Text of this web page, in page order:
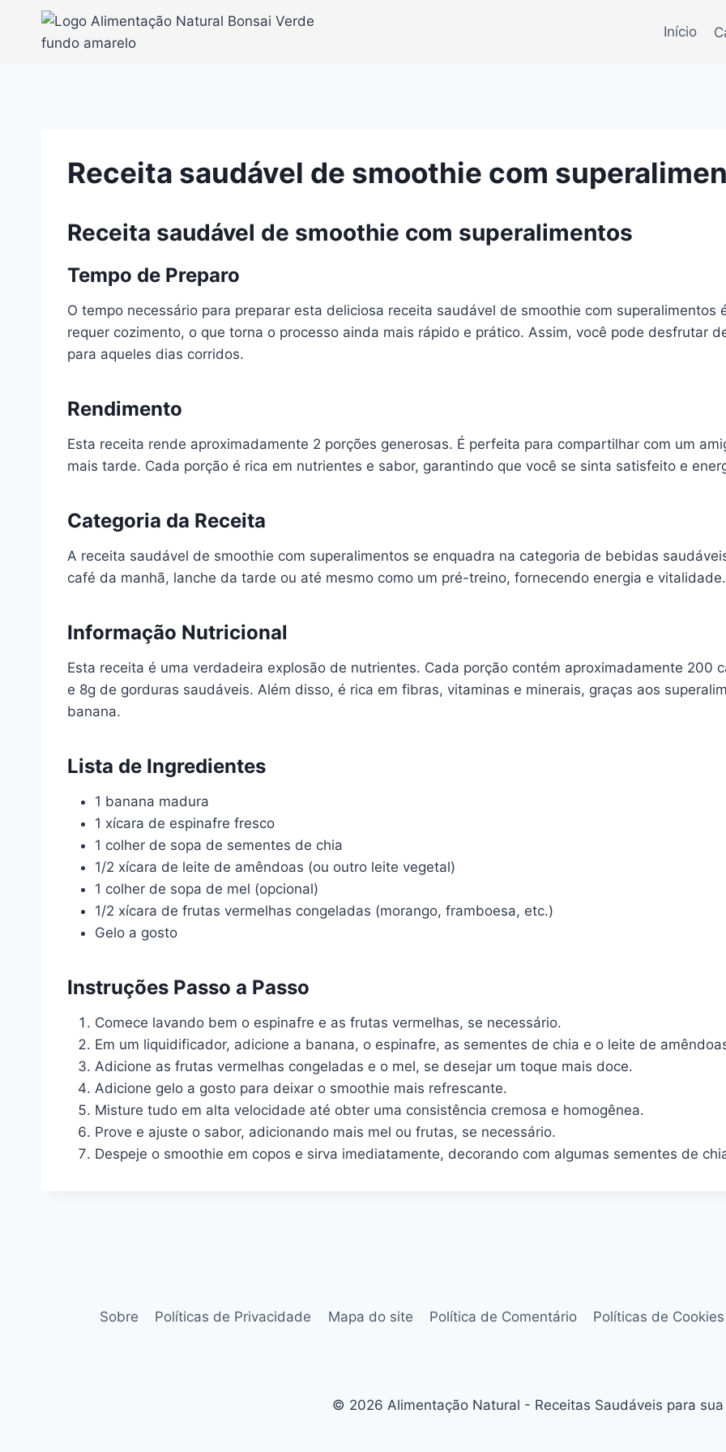
Início
Receita saudável de smoothie com
Receita saudável de smoothie com superalimentos
Tempo de Preparo
O tempo necessário para preparar esta deliciosa receita saudável de smoothie com superalimentos
requer cozimento, o que torna o processo ainda mais rápido e prático. Assim, você pode desfrutar
para aqueles dias corridos.
Rendimento
Esta receita rende aproximadamente 2 porções generosas. É perfeita para compartilhar com um
mais tarde. Cada porção é rica em nutrientes e sabor, garantindo que você se sinta satisfeito e
Categoria da Receita
A receita saudável de smoothie com superalimentos se enquadra na categoria de bebidas
café da manhã, lanche da tarde ou até mesmo como um pré-treino, fornecendo energia e vitalidade.
Informação Nutricional
Esta receita é uma verdadeira explosão de nutrientes. Cada porção contém aproximadamente 200
e 8g de gorduras saudáveis. Além disso, é rica em fibras, vitaminas e minerais, graças aos
banana.
Lista de Ingredientes
1 banana madura
1 xícara de espinafre fresco
1 colher de sopa de sementes de chia
1/2 xícara de leite de amêndoas (ou outro leite vegetal)
1 colher de sopa de mel (opcional)
1/2 xícara de frutas vermelhas congeladas (morango, framboesa, etc.)
Gelo a gosto
Instruções Passo a Passo
Comece lavando bem o espinafre e as frutas vermelhas, se necessário.
Em um liquidificador, adicione a banana, o espinafre, as sementes de chia e o leite de
Adicione as frutas vermelhas congeladas e o mel, se desejar um toque mais doce.
Adicione gelo a gosto para deixar o smoothie mais refrescante.
Misture tudo em alta velocidade até obter uma consistência cremosa e homogênea.
Prove e ajuste o sabor, adicionando mais mel ou frutas, se necessário.
Despeje o smoothie em copos e sirva imediatamente, decorando com algumas sementes de
Sobre Políticas de Privacidade Mapa do site Política de Comentário Políticas de Cookies
© 2026 Alimentação Natural - Receitas Saudáveis para